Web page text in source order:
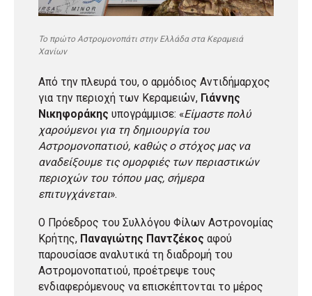
Το πρώτο Αστρομονοπάτι στην Ελλάδα στα Κεραμειά
Χανίων
Από την πλευρά του, ο αρμόδιος Αντιδήμαρχος
για την περιοχή των Κεραμειών, Γιάννης
Νικηφοράκης υπογράμμισε: «Είμαστε πολύ
χαρούμενοι για τη δημιουργία του
Αστρομονοπατιού, καθώς ο στόχος μας να
αναδείξουμε τις ομορφιές των περιαστικών
περιοχών του τόπου μας, σήμερα
επιτυγχάνεται».
Ο Πρόεδρος του Συλλόγου Φίλων Αστρονομίας
Κρήτης, Παναγιώτης Παντζέκος αφού
παρουσίασε αναλυτικά τη διαδρομή του
Αστρομονοπατιού, προέτρεψε τους
ενδιαφερόμενους να επισκέπτονται το μέρος